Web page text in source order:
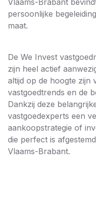
Vlaams-Brabant
persoonlijke
maat.
De We Invest
zijn heel actief
altijd op de hoogte zijn
vastgoedtrends en de
Dankzij deze
vastgoedexperts een
aankoopstrategie of
die perfect is
Vlaams-Brabant.